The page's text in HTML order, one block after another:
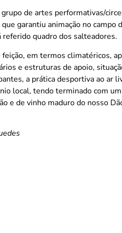
de artes performativas/
garantiu animação no campo
quadro dos salteadores.
em termos climatéricos,
e estruturas de apoio,
a prática desportiva ao ar
local, tendo terminado com
e de vinho maduro do nosso